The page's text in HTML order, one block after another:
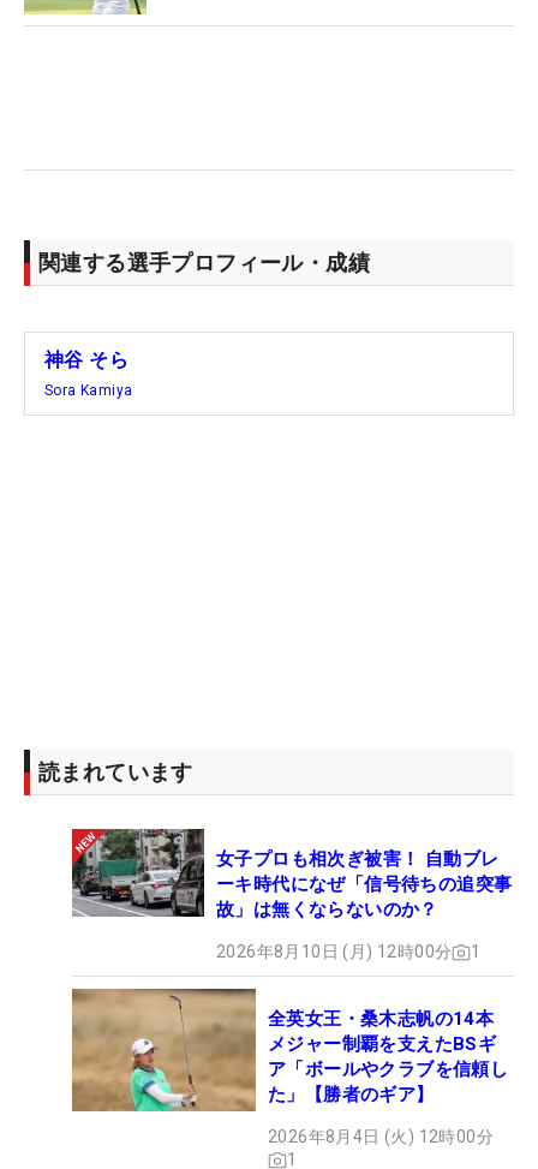
ているが、海外では初めて。目標とする米ツアー
いいお手本というか、自分との差をいろんな部分で
見ることができました」。尊敬のまなざしを向け
一度、主戦場とする日本ツアーに戻り、6月4日開幕
関連する選手プロフィール・成績
神谷 そら
Sora Kamiya
読まれています
女子プロも相次ぎ被害！ 自動ブレ
ーキ時代になぜ「信号待ちの追突事
故」は無くならないのか？
2026年8月10日 (月) 12時00分 1
全英女王・桑木志帆の14本
メジャー制覇を支えたBSギ
ア「ボールやクラブを信頼し
た」【勝者のギア】
2026年8月4日 (火) 12時00分
1